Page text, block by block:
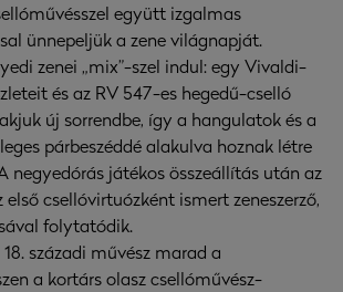
együtt izgalmas
ünnepeljük a zene világnapját.
zenei „mix”-szel indul: egy Vivaldi-
és az RV 547-es hegedű-cselló
új sorrendbe, így a hangulatok és a
párbeszéddé alakulva hoznak létre
negyedórás játékos összeállítás után az
csellóvirtuózként ismert zeneszerző,
folytatódik.
századi művész marad a
a kortárs olasz csellóművész-